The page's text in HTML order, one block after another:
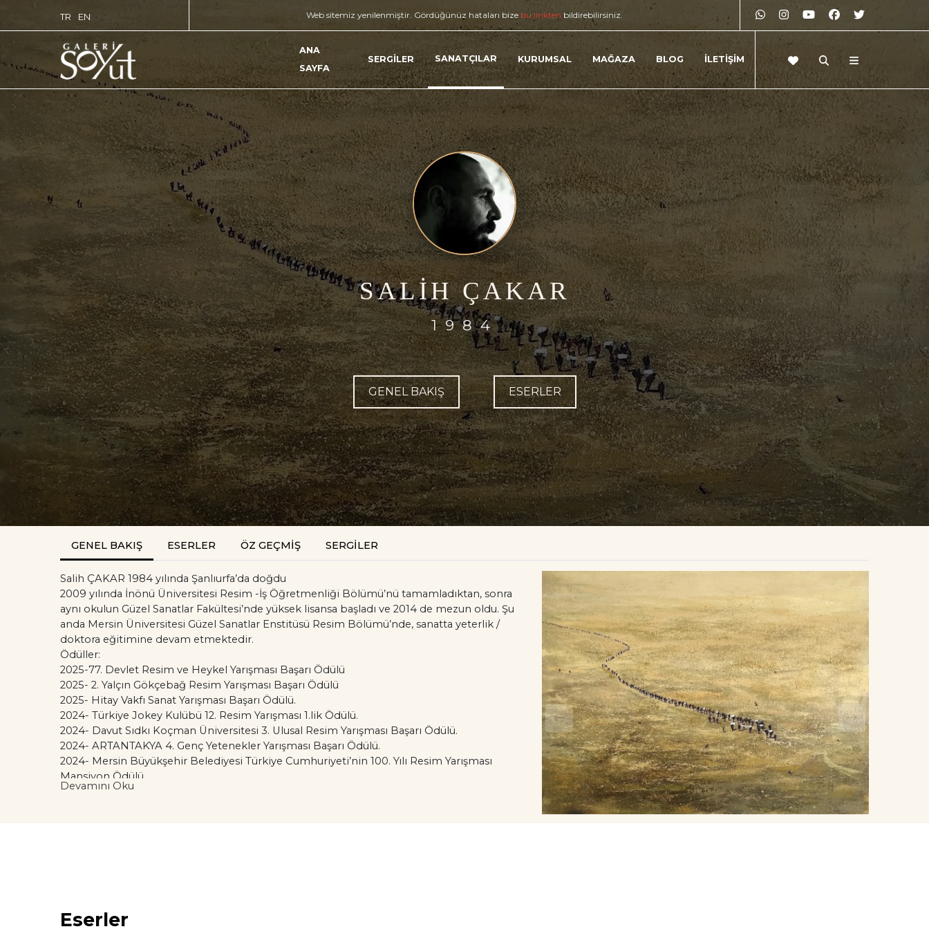
TR EN Web sitemiz yenilenmiştir. Gördüğünüz hataları bize bu linkten bildirebilirsiniz.
ANA
SAYFA
SERGİLER SANATÇILAR KURUMSAL MAĞAZA BLOG İLETİŞİM
SALİH ÇAKAR
1984
GENEL BAKIŞ ESERLER
GENEL BAKIŞ ESERLER ÖZ GEÇMİŞ SERGİLER
Salih ÇAKAR 1984 yılında Şanlıurfa’da doğdu
2009 yılında İnönü Üniversitesi Resim -İş Öğretmenliği Bölümü’nü tamamladıktan, sonra
aynı okulun Güzel Sanatlar Fakültesi’nde yüksek lisansa başladı ve 2014 de mezun oldu. Şu
anda Mersin Üniversitesi Güzel Sanatlar Enstitüsü Resim Bölümü’nde, sanatta yeterlik /
doktora eğitimine devam etmektedir.
Ödüller:
2025-77. Devlet Resim ve Heykel Yarışması Başarı Ödülü
2025- 2. Yalçın Gökçebağ Resim Yarışması Başarı Ödülü
2025- Hitay Vakfı Sanat Yarışması Başarı Ödülü.
2024- Türkiye Jokey Kulübü 12. Resim Yarışması 1.lik Ödülü.
2024- Davut Sıdkı Koçman Üniversitesi 3. Ulusal Resim Yarışması Başarı Ödülü.
2024- ARTANTAKYA 4. Genç Yetenekler Yarışması Başarı Ödülü.
2024- Mersin Büyükşehir Belediyesi Türkiye Cumhuriyeti’nin 100. Yılı Resim Yarışması
Mansiyon Ödülü.
2010- Yılın Genç Ressamı Yarışması Finalist sergisi RH+SANAT Galerisi.
2025- 12. Uluslararası Art Ankara Çağdaş Sanatlar Fuarı – Galeri Soyut.
Devamını Oku
Eserler